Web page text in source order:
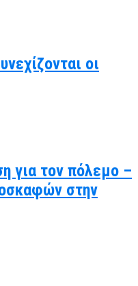
οι
για τον πόλεμο –
στην